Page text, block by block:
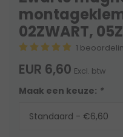
02ZWART,
1
EUR 6,60 Excl. btw
Maak een keuze: *